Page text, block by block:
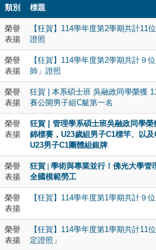
類別 標題
榮譽
表揚
【狂賀】114學年度第2學期共計11
證照
榮譽
表揚
【狂賀】114學年度第2學期共計９
師」證照
榮譽
表揚
狂賀 | 本系碩士班 吳融政同學榮獲
賽公開男子組C艇第一名
榮譽
表揚
狂賀 | 管理學系碩士班吳融政同學
錦標賽，U23歲組男子C1標竿、以及
U23男子C1團體組銀牌
榮譽
表揚
狂賀 | 學術與專業並行！佛光大學管
全國模範勞工
榮譽
表揚
【狂賀】114學年度第1學期共計９
榮譽
表揚
【狂賀】114學年度第1學期共計11
定證照」